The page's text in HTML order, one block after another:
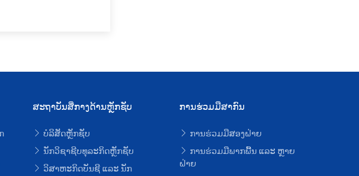
ສະຖາບັນສື່ກາງດ້ານຫຼັກຊັບ
ບໍລິສັດຫຼັກຊັບ
ນັກວິຊາຊີບທຸລະກິດຫຼັກຊັບ
ວິສາຫະກິດບັນຊີ ແລະ ນັກ
ການຮ່ວມມືສາກົນ
ການຮ່ວມມືສອງຝ່າຍ
ການຮ່ວມມືພາກພື້ນ ແລະ ຫຼາຍ
ຝ່າຍ